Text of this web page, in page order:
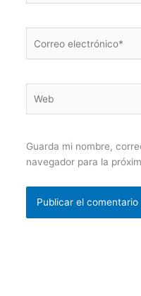
electrónico*
Guarda mi nombre,
navegador para la